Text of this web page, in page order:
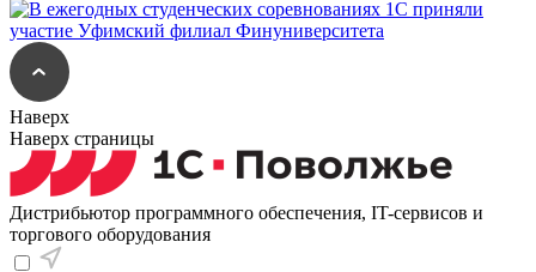
Наверх
Наверх страницы
Дистрибьютор программного обеспечения, IT-сервисов и
торгового оборудования